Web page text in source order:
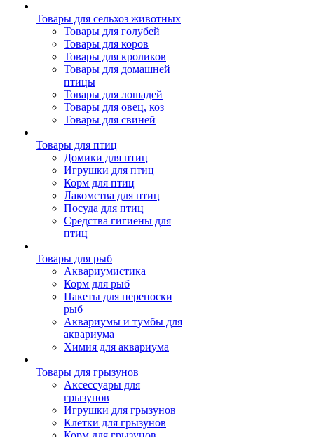
Товары для сельхоз животных
Товары для голубей
Товары для коров
Товары для кроликов
Товары для домашней
птицы
Товары для лошадей
Товары для овец, коз
Товары для свиней
Товары для птиц
Домики для птиц
Игрушки для птиц
Корм для птиц
Лакомства для птиц
Посуда для птиц
Средства гигиены для
птиц
Товары для рыб
Аквариумистика
Корм для рыб
Пакеты для переноски
рыб
Аквариумы и тумбы для
аквариума
Химия для аквариума
Товары для грызунов
Аксессуары для
грызунов
Игрушки для грызунов
Клетки для грызунов